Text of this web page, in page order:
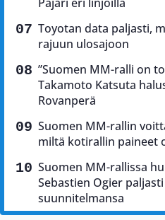
Toyotan data paljasti,
rajuun ulosajoon
”Suomen MM-ralli on
Takamoto Katsuta
Rovanperä
Suomen MM-rallin
miltä kotirallin paineet
Suomen MM-rallissa
Sebastien Ogier
suunnitelmansa